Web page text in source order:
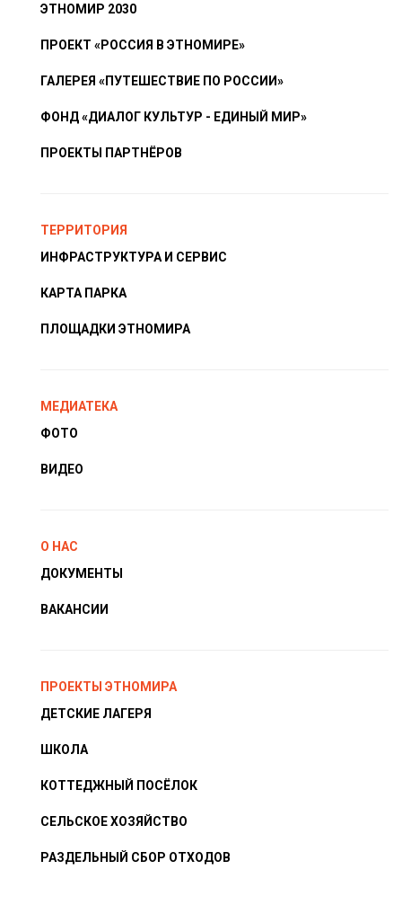
ЭТНОМИР 2030
ПРОЕКТ «РОССИЯ В ЭТНОМИРЕ»
ГАЛЕРЕЯ «ПУТЕШЕСТВИЕ ПО РОССИИ»
ФОНД «ДИАЛОГ КУЛЬТУР - ЕДИНЫЙ МИР»
ПРОЕКТЫ ПАРТНЁРОВ
ТЕРРИТОРИЯ
ИНФРАСТРУКТУРА И СЕРВИС
КАРТА ПАРКА
ПЛОЩАДКИ ЭТНОМИРА
МЕДИАТЕКА
ФОТО
ВИДЕО
О НАС
ДОКУМЕНТЫ
ВАКАНСИИ
ПРОЕКТЫ ЭТНОМИРА
ДЕТСКИЕ ЛАГЕРЯ
ШКОЛА
КОТТЕДЖНЫЙ ПОСЁЛОК
СЕЛЬСКОЕ ХОЗЯЙСТВО
РАЗДЕЛЬНЫЙ СБОР ОТХОДОВ